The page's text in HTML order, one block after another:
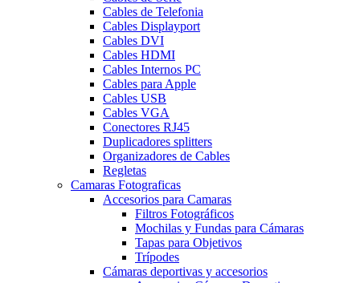
Cables de Telefonia
Cables Displayport
Cables DVI
Cables HDMI
Cables Internos PC
Cables para Apple
Cables USB
Cables VGA
Conectores RJ45
Duplicadores splitters
Organizadores de Cables
Regletas
Camaras Fotograficas
Accesorios para Camaras
Filtros Fotográficos
Mochilas y Fundas para Cámaras
Tapas para Objetivos
Trípodes
Cámaras deportivas y accesorios